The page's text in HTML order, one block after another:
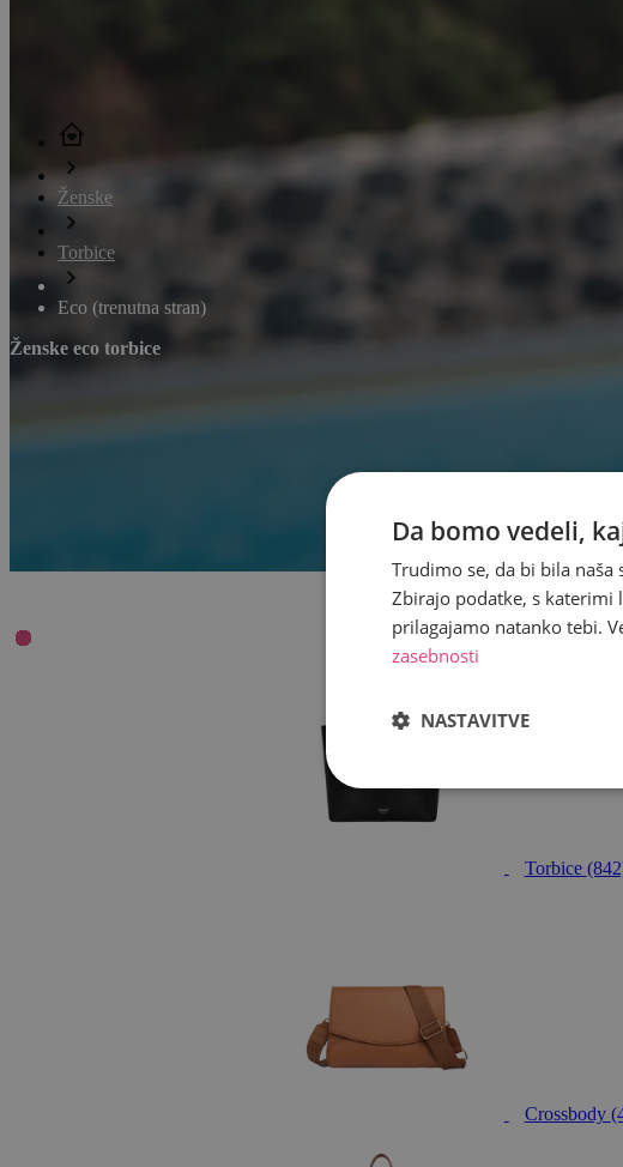
Ženske
Torbice
Eco (trenutna stran)
Ženske eco torbice
Torbice
Crossbody
Da bomo vedeli,
Trudimo se, da bi bila
Zbirajo podatke, s katerimi
prilagajamo natanko tebi.
zasebnosti
NASTAVITVE